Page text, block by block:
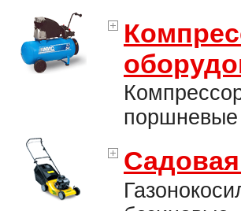
поршневые